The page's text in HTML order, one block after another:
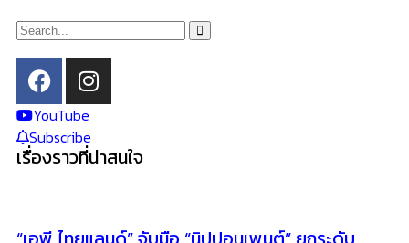
YouTube
Subscribe
เรื่องราวที่น่าสนใจ